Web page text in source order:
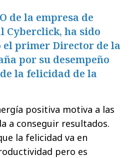
de la empresa de
ha sido
el primer Director de la
por su desempeño
la felicidad de la
positiva motiva a las
a conseguir resultados.
la felicidad va en
pero es